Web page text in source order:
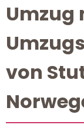
Umzug
von